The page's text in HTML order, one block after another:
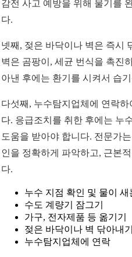
감전 사고 예방을 위해 물기를
다.
넷째, 젖은 바닥이나 벽은 즉시
벽은 곰팡이, 세균 번식을 촉진
아낸 후에는 환기를 시켜서 습
다섯째, 누수탐지업체에 연락
다. 응급조치를 취한 후에는 누
도움을 받아야 합니다. 전문가
인을 정확하게 파악하고, 근본
다.
누수 지점 확인 및 물이 새
수도 계량기 잠그기
가구, 전자제품 등 옮기기
젖은 바닥이나 벽 닦아내기
누수탐지업체에 연락